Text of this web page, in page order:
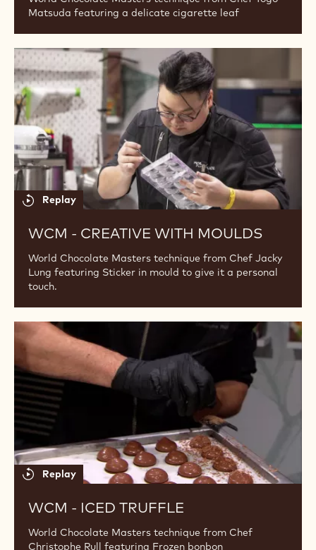
Replay
WCM - CORAL DECORATION
World Chocolate Masters technique from Chef Togo
Matsuda featuring a delicate cigarette leaf
Coral
Replay
WCM - CREATIVE WITH MOULDS
World Chocolate Masters technique from Chef Jacky
Lung featuring Sticker in mould to give it a personal
touch.
WCM
Creative
with
WCM
Iced